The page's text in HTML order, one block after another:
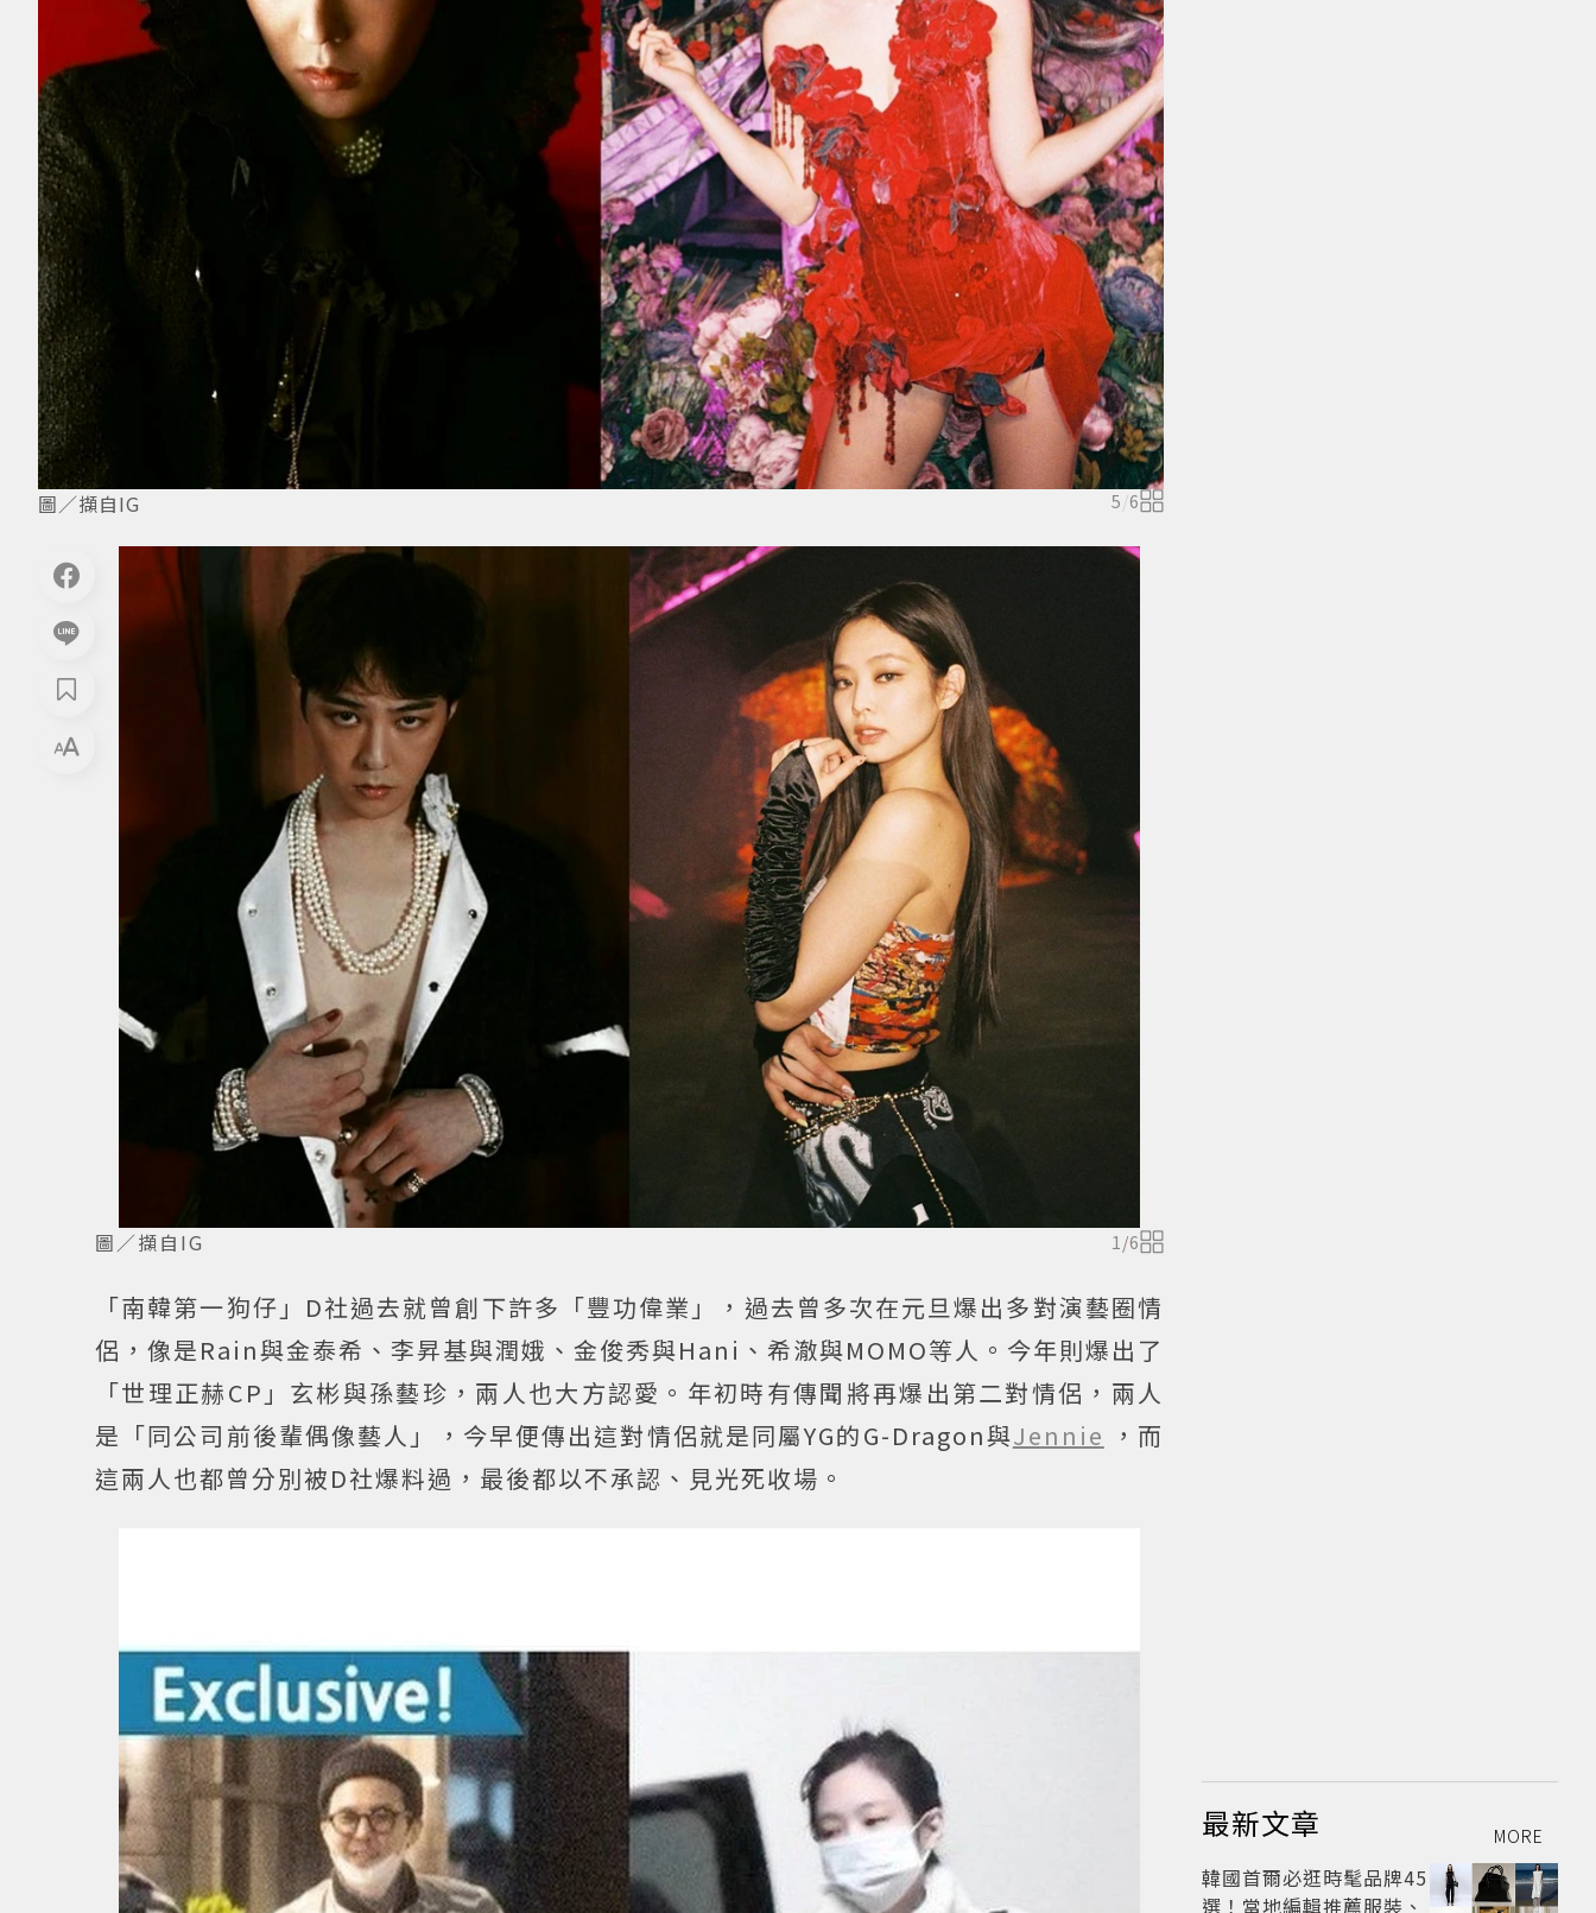
圖／擷自IG 5/6
圖／擷自IG 1 /6
「南韓第一狗仔」D社過去就曾創下許多「豐功偉業」，過去曾多次在元旦爆出多對演藝圈情
侶，像是Rain與金泰希、李昇基與潤娥、金俊秀與Hani、希澈與MOMO等人。今年則爆出了
「世理正赫CP」玄彬與孫藝珍，兩人也大方認愛。年初時有傳聞將再爆出第二對情侶，兩人
是「同公司前後輩偶像藝人」，今早便傳出這對情侶就是同屬YG的G-Dragon與Jennie ，而
這兩人也都曾分別被D社爆料過，最後都以不承認、見光死收場。
最新文章 MORE
韓國首爾必逛時髦品牌45
選！當地編輯推薦服裝、